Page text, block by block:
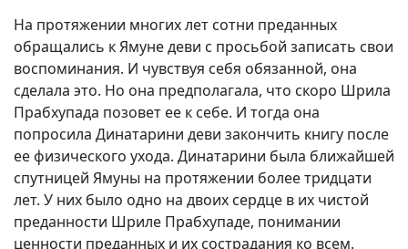
На протяжении многих лет сотни преданных
обращались к Ямуне деви с просьбой записать свои
воспоминания. И чувствуя себя обязанной, она
сделала это. Но она предполагала, что скоро Шрила
Прабхупада позовет ее к себе. И тогда она
попросила Динатарини деви закончить книгу после
ее физического ухода. Динатарини была ближайшей
спутницей Ямуны на протяжении более тридцати
лет. У них было одно на двоих сердце в их чистой
преданности Шриле Прабхупаде, понимании
ценности преданных и их сострадания ко всем.